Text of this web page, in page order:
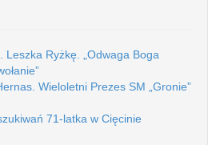
Leszka Ryżkę. „Odwaga Boga
Wieloletni Prezes SM „Gronie”
71-latka w Cięcinie